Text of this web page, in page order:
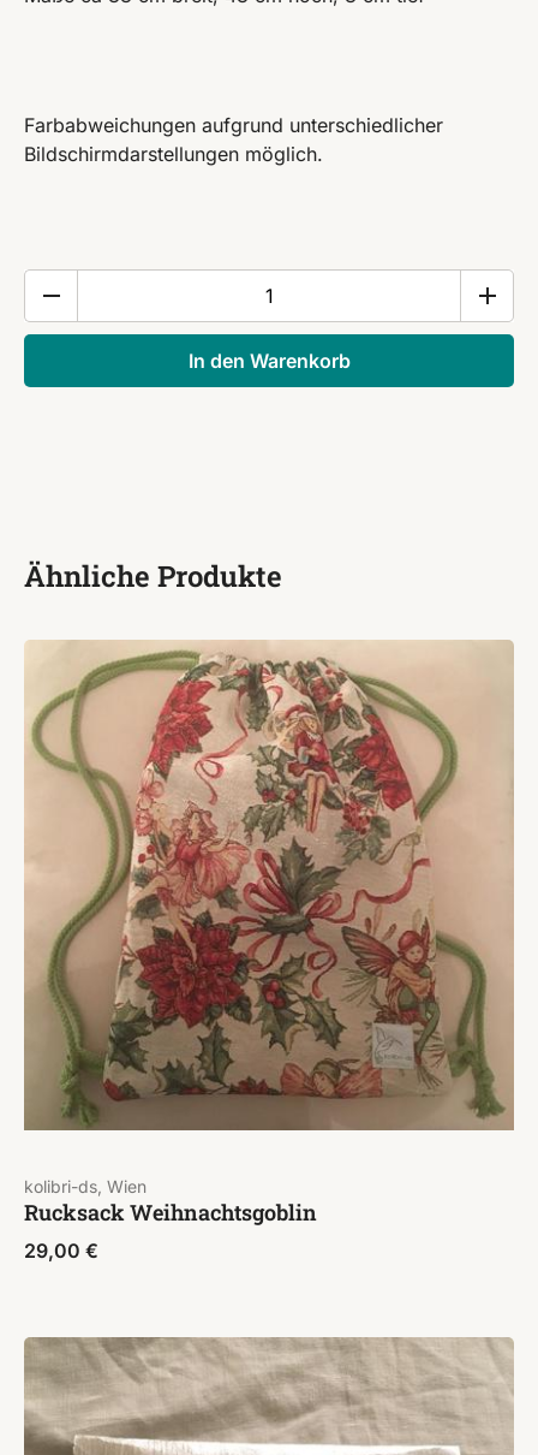
Farbabweichungen aufgrund unterschiedlicher
Bildschirmdarstellungen möglich.
Tasche
In den Warenkorb
Ähnliche Produkte
kolibri-ds, Wien
Rucksack Weihnachtsgoblin
29,00 €